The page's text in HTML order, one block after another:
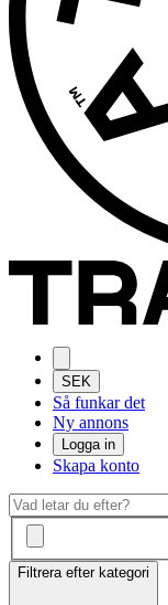
SEK
Så funkar det
Ny annons
Logga in
Skapa konto
Filtrera efter kategori